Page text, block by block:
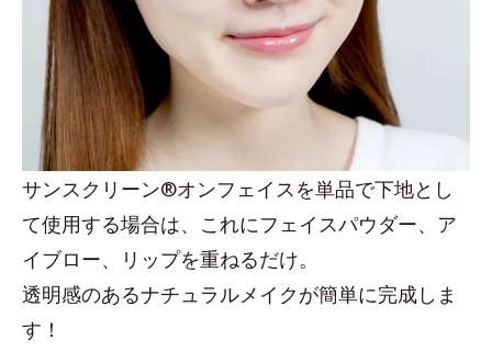
サンスクリーン®オンフェイスを単品で下地とし
て使用する場合は、これにフェイスパウダー、ア
イブロー、リップを重ねるだけ。
透明感のあるナチュラルメイクが簡単に完成しま
す！